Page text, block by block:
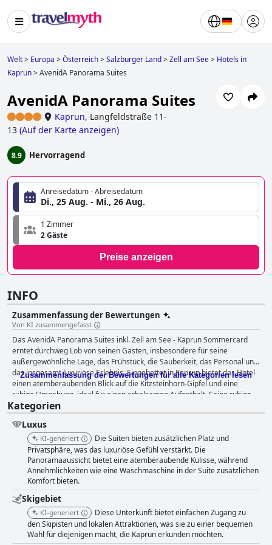
Welt> Europa >Österreich>Salzburger Land>Zell am See> Hotels in
Kaprun>AvenidA Panorama Suites
AvenidA Panorama Suites
Kaprun, Langfeldstraße 11-
13 (Auf der Karte anzeigen)
8.9 Hervorragend
Anreisedatum - Abreisedatum
Di., 25 Aug. - Mi., 26 Aug.
1 Zimmer
2 Gäste
Preise anzeigen
INFO
Zusammenfassung der Bewertungen
Von KI zusammengefasst
Das AvenidA Panorama Suites inkl. Zell am See - Kaprun Sommercard
erntet durchweg Lob von seinen Gästen, insbesondere für seine
außergewöhnliche Lage, das Frühstück, die Sauberkeit, das Personal und
das insgesamt luxuriöse Erlebnis. Eingebettet in Kaprun bietet das Hotel
einen atemberaubenden Blick auf die Kitzsteinhorn-Gipfel und eine
ruhige Umgebung, ideal für einen erholsamen Aufenthalt. Seine ruhige,
aber dennoch gut erreichbare Lage in der Nähe der Kapruner Ache und
lokaler Annehmlichkeiten macht es zu einem idealen Ausgangspunkt
sowohl für Skiabenteuer als auch für Sommeraktivitäten, die durch die
inkludierte Zell am See-Kaprun Sommercard mit Ermäßigungen auf
lokale Attraktionen noch verstärkt werden. Die Gäste schätzen
besonders die gute Erreichbarkeit von Lebensmittelgeschäften,
arabischen Restaurants, Wanderwegen und verschiedenen
Ausflugszielen. Das Frühstück im AvenidA Panorama Suites ist ein
Highlight des Aufenthalts, das für seine umfangreiche und vielfältige
Auswahl an frischen und köstlichen Speisen gelobt wird, darunter frisch
zubereitete Eierspeisen, Smoothies, frisch gebackenes Gebäck und
Halal-Optionen. Das Ambiente ist angenehm, unterstützt durch
freundliches und hilfsbereites Personal, und einige Gäste können ihre
Zusammenfassung der Bewertungen für alle Kategorien lesen
Kategorien
Luxus
KI-generiert
Die Suiten bieten zusätzlichen Platz und
Privatsphäre, was das luxuriöse Gefühl verstärkt. Die
Panoramaaussicht bietet eine atemberaubende Kulisse, während
Annehmlichkeiten wie eine Waschmaschine in der Suite zusätzlichen
Komfort bieten.
Skigebiet
KI-generiert
Diese Unterkunft bietet einfachen Zugang zu
den Skipisten und lokalen Attraktionen, was sie zu einer bequemen
Wahl für diejenigen macht, die Kaprun erkunden möchten.